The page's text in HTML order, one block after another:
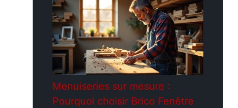
Menuiseries sur mesure :
Pourquoi choisir Brico Fenêtre